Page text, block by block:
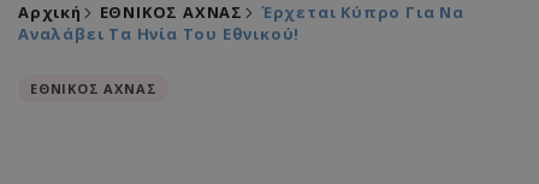
Αρχική ΕΘΝΙΚΟΣ ΑΧΝΑΣ
Έρχεται Κύπρο Για Να
Αναλάβει Τα Ηνία Του Εθνικού!
ΕΘΝΙΚΟΣ ΑΧΝΑΣ